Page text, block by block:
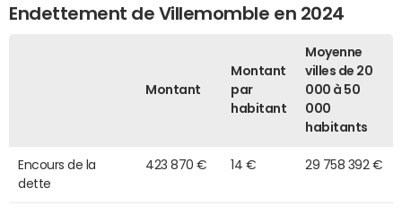
Endettement de Villemomble en 2024
Montant
Montant
par
habitant
Moyenne
villes de 20
000 à 50
000
habitants
Encours de la
dette
423 870 € 14 € 29 758 392 €